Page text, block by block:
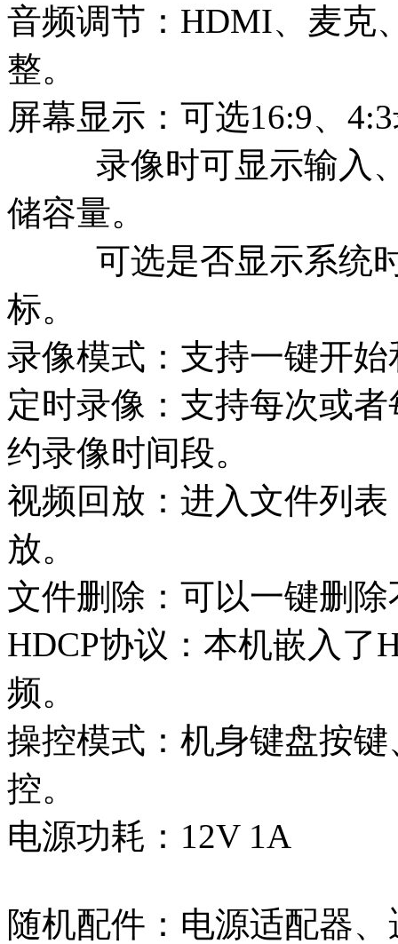
音频调节：HDMI、麦克
整。
屏幕显示：可选16:9、
录像时可显示输入、
储容量。
可选是否显示系统时
标。
录像模式：支持一键开
定时录像：支持每次或
约录像时间段。
视频回放：进入文件列
放。
文件删除：可以一键删
HDCP协议：本机嵌入了
频。
操控模式：机身键盘按
控。
电源功耗：12V 1A
随机配件：电源适配器